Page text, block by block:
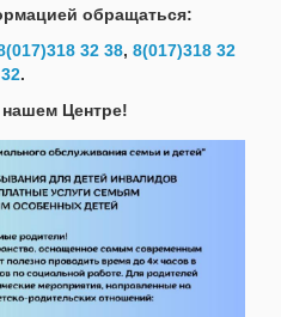
обращаться:
32 38, 8(017)318 32
32.
Центре!